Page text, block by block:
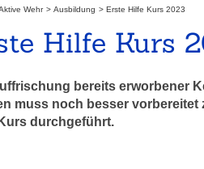
Wehr Ausbildung Erste Hilfe Kurs 2023
Hilfe Kurs
bereits erworbener
muss noch besser vorbereitet
durchgeführt.